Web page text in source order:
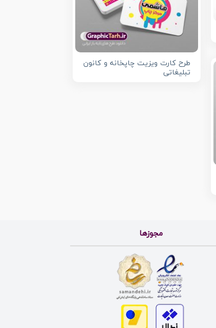
طرح کارت ویزیت چاپخانه و کانون
تبلیغاتی
مجوزها